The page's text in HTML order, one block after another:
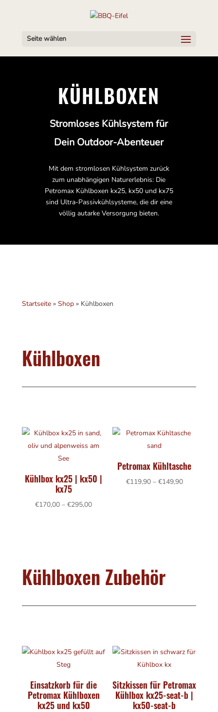
Seite wählen
KÜHLBOXEN
Stromloses Kühlsystem für
Dein Outdoor-Abenteuer
Mit dem stromlosen Kühlsystem zurück
zum unabhängigen Naturerlebnis: Die
Petromax Kühlboxen kx25, kx50 und kx75
sind Ultra-Passivkühlsysteme, die dir eine
völlig autarke Versorgung bieten.
Startseite» Shop» Kühlboxen
Kühlboxen
Kühlbox kx25 | kx50 |
kx75
€170,00 –€295,00Preisspanne:
Petromax Kühltasche
€119,90 – €149,90
Kühlboxen Zubehör
Einsatzkorb für die
Petromax Kühlboxen
kx25 und kx50
Sitzkissen für Petromax
Kühlbox kx25-seat-b |
kx50-seat-b